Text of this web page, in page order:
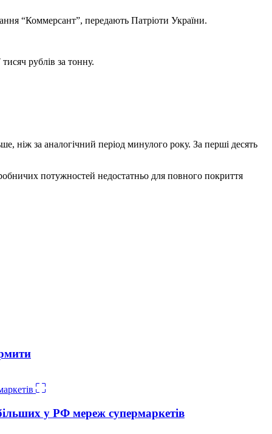
“Коммерсант”, передають Патріоти України.
рублів за тонну.
ніж за аналогічний період минулого року. За перші десять
потужностей недостатньо для повного покриття
у РФ мереж супермаркетів